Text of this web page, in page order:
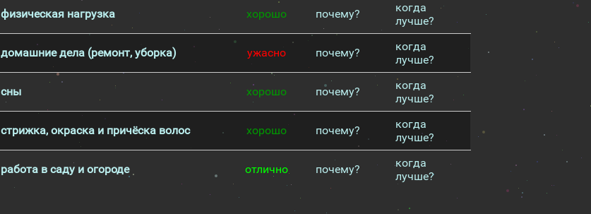
физическая нагрузка хорошо почему?
когда
лучше?
домашние дела (ремонт, уборка) ужасно почему?
когда
лучше?
сны хорошо почему?
когда
лучше?
стрижка, окраска и причёска волос хорошо почему?
когда
лучше?
работа в саду и огороде отлично почему?
когда
лучше?